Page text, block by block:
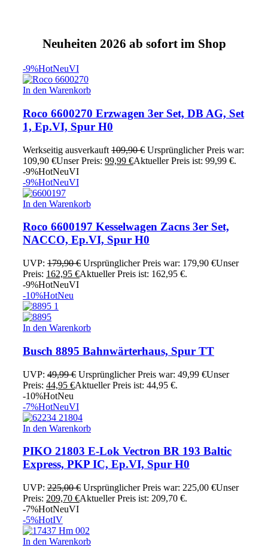
Neuheiten 2026 ab sofort im Shop
-9%HotNeuVI
In den Warenkorb
Roco 6600270 Erzwagen 3er Set, DB AG, Set
1, Ep.VI, Spur H0
Werkseitig ausverkauft 109,90€ Ursprünglicher Preis war:
109,90 €Unser Preis: 99,99 €Aktueller Preis ist: 99,99 €.
-9%HotNeuVI
-9%HotNeuVI
In den Warenkorb
Roco 6600197 Kesselwagen Zacns 3er Set,
NACCO, Ep.VI, Spur H0
UVP: 179,90€ Ursprünglicher Preis war: 179,90 €Unser
Preis: 162,95 €Aktueller Preis ist: 162,95 €.
-9%HotNeuVI
-10%HotNeu
In den Warenkorb
Busch 8895 Bahnwärterhaus, Spur TT
UVP: 49,99€ Ursprünglicher Preis war: 49,99 €Unser
Preis: 44,95 €Aktueller Preis ist: 44,95 €.
-10%HotNeu
-7%HotNeuVI
In den Warenkorb
PIKO 21803 E-Lok Vectron BR 193 Baltic
Express, PKP IC, Ep.VI, Spur H0
UVP: 225,00€ Ursprünglicher Preis war: 225,00 €Unser
Preis: 209,70 €Aktueller Preis ist: 209,70 €.
-7%HotNeuVI
-5%HotIV
In den Warenkorb